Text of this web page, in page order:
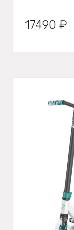
17490 ₽